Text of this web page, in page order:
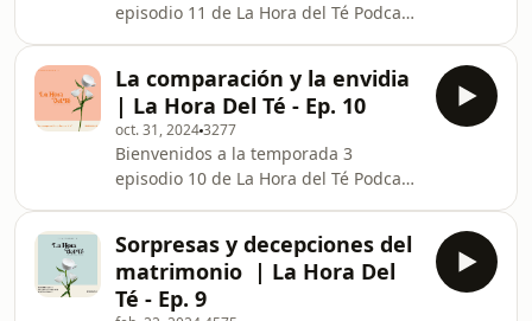
episodio 11 de La Hora del Té Podcast;
conversamos con la increíble Lilly
Goodman acerca de las diferentes
etapas de la vida y lo que ha
aprendido durante ellas que la han
convertido en una mujer imparable.
Únete a la conversación con nosotras
en los comentarios.
La comparación y la envidia
| La Hora Del Té - Ep. 10
oct. 31, 20243277
Bienvenidos a la temporada 3
episodio 10 de La Hora del Té Podcast;
profundizaremos en experiencias que
nos han posicionado en situaciones
de comparación y envidia, y como es
Sorpresas y decepciones del
matrimonio | La Hora Del
Té - Ep. 9